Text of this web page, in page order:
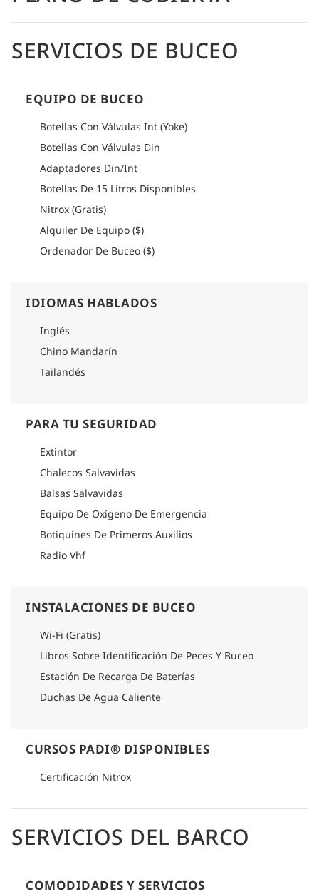
un servicio excelente, operaciones de buceo confiables y
temporada 2025-2026, el MV Aqua ofrece una experiencia de
vida a bordo gratificante e inmersiva.
Por favor consulte la sección de logística de cada itinerario
SERVICIOS DE BUCEO
EQUIPO DE BUCEO
Botellas Con Válvulas Int (Yoke)
Botellas Con Válvulas Din
Adaptadores Din/Int
Botellas De 15 Litros Disponibles
Nitrox (Gratis)
Alquiler De Equipo ($)
Ordenador De Buceo ($)
IDIOMAS HABLADOS
Inglés
Chino Mandarín
Tailandés
PARA TU SEGURIDAD
Extintor
Chalecos Salvavidas
Balsas Salvavidas
Equipo De Oxígeno De Emergencia
Botiquines De Primeros Auxilios
Radio Vhf
INSTALACIONES DE BUCEO
Wi-Fi (Gratis)
Libros Sobre Identificación De Peces Y Buceo
Estación De Recarga De Baterías
Duchas De Agua Caliente
CURSOS PADI® DISPONIBLES
Certificación Nitrox
SERVICIOS DEL BARCO
COMODIDADES Y SERVICIOS